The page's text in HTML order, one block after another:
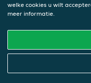
Pizza de
paprika en ui
welke cookies u wilt
meer informatie.